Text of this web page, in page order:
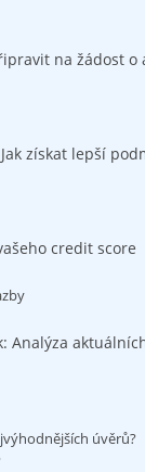
na ‍žádost o⁢
získat⁢ lepší
credit score
Analýza
úvěrů?